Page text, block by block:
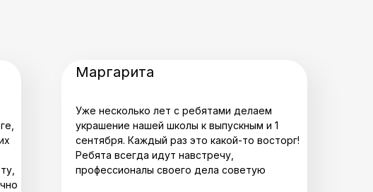
Уже несколько лет с ребятами делаем
украшение нашей школы к выпускным и 1
сентября. Каждый раз это какой-то восторг!
Ребята всегда идут навстречу,
профессионалы своего дела советую
Маргарита